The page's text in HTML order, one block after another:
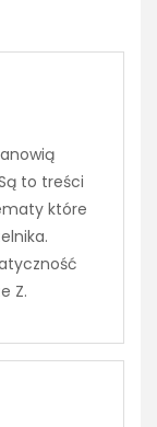
to treści
które
Z.